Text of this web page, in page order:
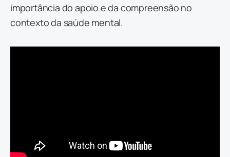
importância do apoio e da compreensão no
contexto da saúde mental.